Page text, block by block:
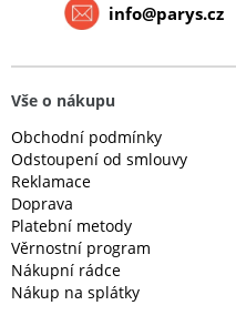
info@parys.cz
Vše o nákupu
Obchodní podmínky
Odstoupení od smlouvy
Reklamace
Doprava
Platební metody
Věrnostní program
Nákupní rádce
Nákup na splátky